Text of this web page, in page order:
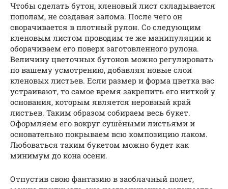
Чтобы сделать бутон, кленовый лист складывается
пополам, не создавая залома. После чего он
сворачивается в плотный рулон. Со следующим
кленовым листом проводим те же манипуляции и
оборачиваем его поверх заготовленного рулона.
Величину цветочных бутонов можно регулировать
по вашему усмотрению, добавляя новые слои
кленовых листьев. Если размер и форма цветка вас
устраивают, то самое время закрепить его ниткой у
основания, которым является неровный край
листьев. Таким образом собираем весь букет.
Оформляем его вокруг сушёными листьями и
основательно покрываем всю композицию лаком.
Любоваться таким букетом можно будет как
минимум до кона осени.
Отпустив свою фантазию в заоблачный полет,